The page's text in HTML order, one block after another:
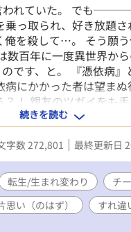
われていた。 でも
っ取られ、好き放題
俺を殺して…。 そう願
百年に一度異世界から
です、と。 『憑依病
病にかかった者は望ま
！ 親友のツガイをも
愛する女性が現れたと
いという呪い────。
生させてもらえるらし
んてなれないだろう。
「貴方は幸せになるべ
さいね」 そして生まれ
が住む世界だった。 こ
語。
続きを読む
字数 272,801 最終更新日
転生/生まれ変わり
チ
思い（のはず）
すれ違